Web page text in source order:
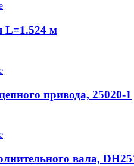
L=1.524 м
привода, 25020-1
вала,